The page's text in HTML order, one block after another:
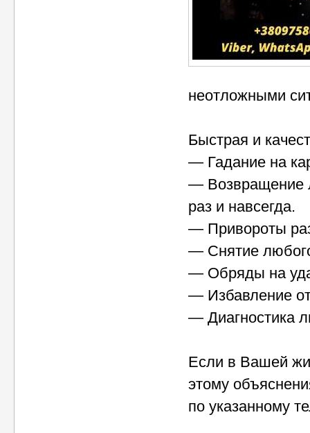
неотложными
Быстрая и
— Гадание на
— Возвращение
раз и навсегда.
— Привороты
— Снятие
— Обряды на
— Избавление
— Диагностика
Если в Вашей
этому
по указанному